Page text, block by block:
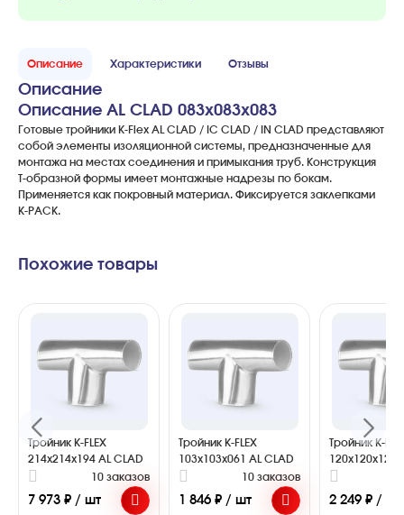
Описание Характеристики Отзывы
Описание
Описание AL CLAD 083x083x083
Готовые тройники K-Flex AL CLAD / IC CLAD / IN CLAD представляют
собой элементы изоляционной системы, предназначенные для
монтажа на местах соединения и примыкания труб. Конструкция
Т-образной формы имеет монтажные надрезы по бокам.
Применяется как покровный материал. Фиксируется заклепками
K-PACK.
Похожие товары
Тройник K-FLEX
214x214x194 AL CLAD
10 заказов
7 973 ₽ / шт
Тройник K-FLEX
103x103x061 AL CLAD
10 заказов
1 846 ₽ / шт
Тройник K-
120x120x120
2 249 ₽ / шт